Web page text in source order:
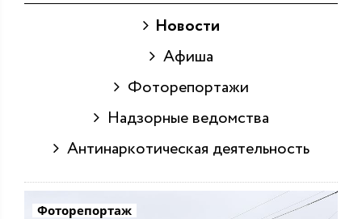
Новости
Афиша
Фоторепортажи
Надзорные ведомства
Антинаркотическая деятельность
Фоторепортаж